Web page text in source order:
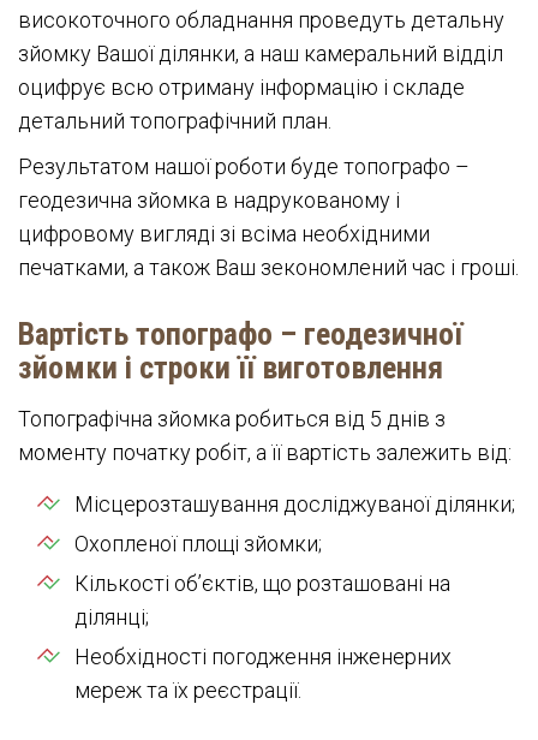
високоточного обладнання проведуть детальну
зйомку Вашої ділянки, а наш камеральний відділ
оцифрує всю отриману інформацію і складе
детальний топографічний план.
Результатом нашої роботи буде топографо –
геодезична зйомка в надрукованому і
цифровому вигляді зі всіма необхідними
печатками, а також Ваш зекономлений час і гроші.
Вартість топографо – геодезичної
зйомки і строки її виготовлення
Топографічна зйомка робиться від 5 днів з
моменту початку робіт, а її вартість залежить від:
Місцерозташування досліджуваної ділянки;
Охопленої площі зйомки;
Кількості об’єктів, що розташовані на
ділянці;
Необхідності погодження інженерних
мереж та їх реєстрації.